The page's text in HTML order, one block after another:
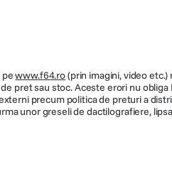
pewww.f64.ro(prin imagini, video
pret sau stoc. Aceste erori nu
precum politica de preturi a
unor greseli de dactilografiere,